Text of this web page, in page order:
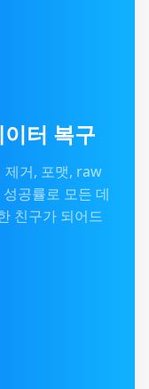
터 복구
거, 포맷, raw
공률로 모든 데
친구가 되어드